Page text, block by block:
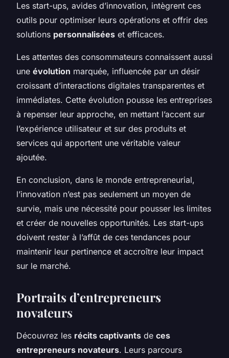
Les start-ups, avides d’innovation, intègrent ces
outils pour optimiser leurs opérations et offrir des
solutions personnalisées et efficaces.
Les attentes des consommateurs connaissent aussi
une évolution marquée, influencée par un désir
croissant d’interactions digitales transparentes et
immédiates. Cette évolution pousse les entreprises
à repenser leur approche, en mettant l’accent sur
l’expérience utilisateur et sur des produits et
services qui apportent une véritable valeur
ajoutée.
En conclusion, dans le monde entrepreneurial,
l’innovation n’est pas seulement un moyen de
survie, mais une nécessité pour pousser les limites
et créer de nouvelles opportunités. Les start-ups
doivent rester à l’affût de ces tendances pour
maintenir leur pertinence et accroître leur impact
sur le marché.
Portraits d’entrepreneurs
novateurs
Découvrez les récits captivants de ces
entrepreneurs novateurs. Leurs parcours